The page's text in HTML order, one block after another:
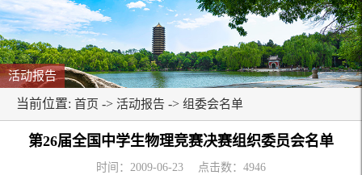
活动报告
当前位置: 首页 -> 活动报告 -> 组委会名单
第26届全国中学生物理竞赛决赛组织委员会名单
时间：2009-06-23 点击数： 4946